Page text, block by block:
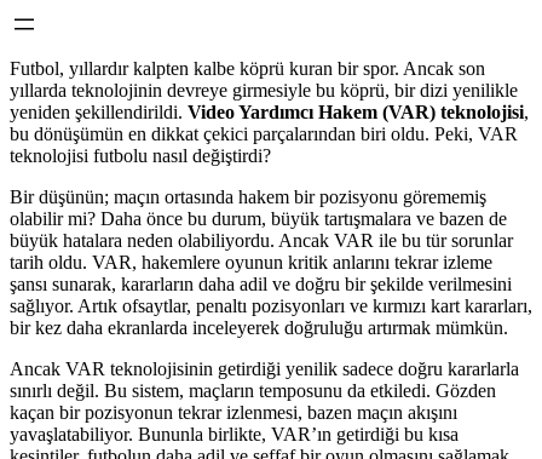
Futbol, yıllardır kalpten kalbe köprü kuran bir spor. Ancak son
yıllarda teknolojinin devreye girmesiyle bu köprü, bir dizi yenilikle
yeniden şekillendirildi. Video Yardımcı Hakem (VAR) teknolojisi,
bu dönüşümün en dikkat çekici parçalarından biri oldu. Peki, VAR
teknolojisi futbolu nasıl değiştirdi?
Bir düşünün; maçın ortasında hakem bir pozisyonu görememiş
olabilir mi? Daha önce bu durum, büyük tartışmalara ve bazen de
büyük hatalara neden olabiliyordu. Ancak VAR ile bu tür sorunlar
tarih oldu. VAR, hakemlere oyunun kritik anlarını tekrar izleme
şansı sunarak, kararların daha adil ve doğru bir şekilde verilmesini
sağlıyor. Artık ofsaytlar, penaltı pozisyonları ve kırmızı kart kararları,
bir kez daha ekranlarda inceleyerek doğruluğu artırmak mümkün.
Ancak VAR teknolojisinin getirdiği yenilik sadece doğru kararlarla
sınırlı değil. Bu sistem, maçların temposunu da etkiledi. Gözden
kaçan bir pozisyonun tekrar izlenmesi, bazen maçın akışını
yavaşlatabiliyor. Bununla birlikte, VAR’ın getirdiği bu kısa